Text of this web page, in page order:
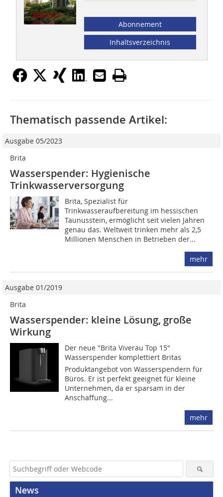
Abonnement
Inhaltsverzeichnis
Thematisch passende Artikel:
Ausgabe 05/2023
Brita
Wasserspender: Hygienische
Trinkwasserversorgung
Brita, Spezialist für
Trinkwasseraufbereitung im hessischen
Taunusstein, ermöglicht seit vielen Jahren
genau das. Weltweit trinken mehr als 2,5
Millionen Menschen in Betrieben der...
mehr
Ausgabe 01/2019
Brita
Wasserspender: kleine Lösung, große
Wirkung
Der neue "Brita Viverau Top 15"
Wasserspender komplettiert Britas
Produktangebot von Wasserspendern für
Büros. Er ist perfekt geeignet für kleine
Unternehmen, da er sparsam in der
Anschaffung...
mehr
News